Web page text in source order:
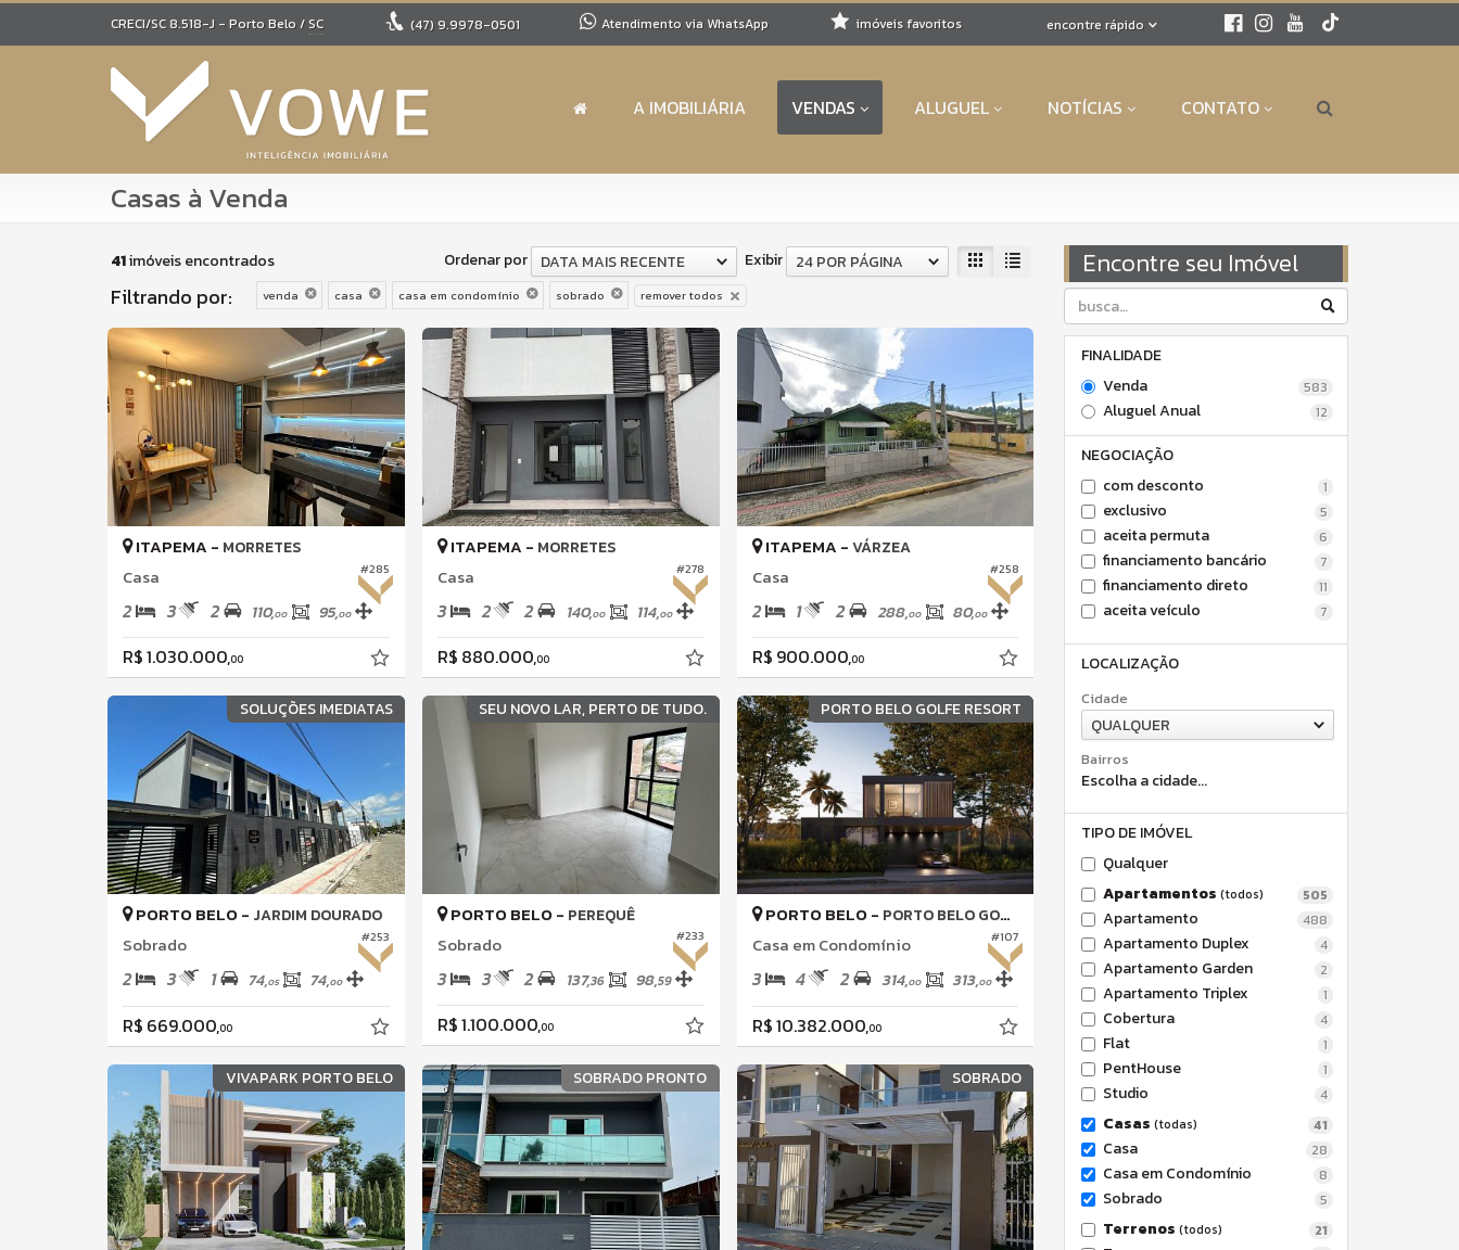
CRECI/SC 8.518-J - Porto Belo /SC (47)9.9978-0501 Atendimento via WhatsApp encontre rápido
imóveis favoritos
A IMOBILIÁRIA VENDAS ALUGUEL NOTÍCIAS CONTATO
Casas à Venda
Encontre seu Imóvel
FINALIDADE
Venda
583
Aluguel Anual 12
NEGOCIAÇÃO
com desconto
1
exclusivo 5
aceita permuta 6
financiamento bancário 7
financiamento direto 11
aceita veículo 7
LOCALIZAÇÃO
Cidade
QUALQUER
Bairros
Escolha a cidade...
TIPO DE IMÓVEL
Qualquer
Apartamentos (todos) 505
Apartamento 488
Apartamento Duplex 4
Apartamento Garden 2
Apartamento Triplex 1
Cobertura 4
Flat 1
PentHouse 1
Studio 4
Casas (todas) 41
Casa 28
Casa em Condomínio 8
Sobrado 5
Terrenos (todos) 21
41imóveis encontrados Exibir 24 POR PÁGINA
Ordenar por DATA MAIS RECENTE
Filtrando por: venda casa casa em condomínio sobrado remover todos
#285
ITAPEMA - MORRETES
Casa
2 3 2 110,00 95,00
R$ 1.030.000,00
#278
ITAPEMA - MORRETES
Casa
3 2 2 140,00 114,00
R$ 880.000,00
#258
ITAPEMA -VÁRZEA
Casa
2 1 2 288,00 80,00
R$ 900.000,00
SOLUÇÕES IMEDIATAS
#253
PORTO BELO - JARDIM DOURADO
Sobrado
2 3 1 74,05 74,00
R$ 669.000,00
SEU NOVO LAR, PERTO DE TUDO.
#233
PORTO BELO - PEREQUÊ
Sobrado
3 3 2 137,36 98,59
R$ 1.100.000,00
PORTO BELO GOLFE RESORT
#107
PORTO BELO - PORTO BELO GOLFE ALL RESORT
Casa em Condomínio
3 4 2 314,00 313,00
R$ 10.382.000,00
VIVAPARK PORTO BELO SOBRADO PRONTO SOBRADO